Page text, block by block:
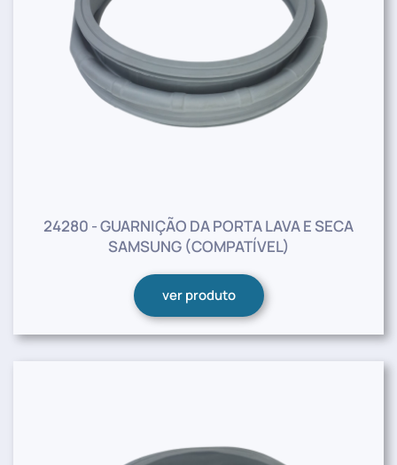
24280 - GUARNIÇÃO DA PORTA LAVA E SECA
SAMSUNG (COMPATÍVEL)
ver produto